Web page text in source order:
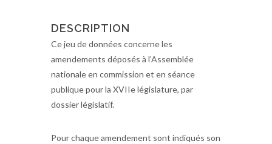
DESCRIPTION
Ce jeu de données concerne les
amendements déposés à l’Assemblée
nationale en commission et en séance
publique pour la XVIIe législature, par
dossier législatif.
Pour chaque amendement sont indiqués son